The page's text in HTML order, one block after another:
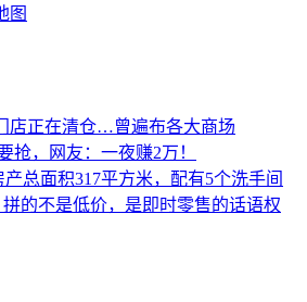
图
店正在清仓…曾遍布各大商场
抢，网友：一夜赚2万！
总面积317平方米，配有5个洗手间
的不是低价，是即时零售的话语权